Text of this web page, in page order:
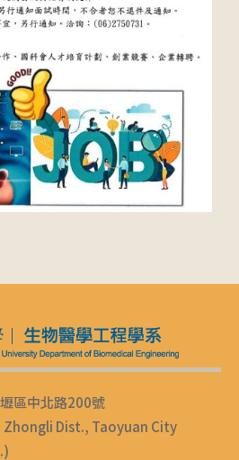
區中北路200號
Dist., Taoyuan City